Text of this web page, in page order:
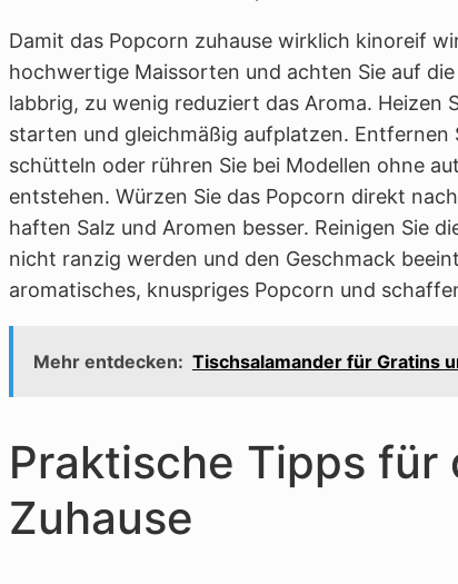
Damit das Popcorn zuhause wirklich kinoreif
hochwertige Maissorten und achten Sie auf
labbrig, zu wenig reduziert das Aroma. Heizen
starten und gleichmäßig aufplatzen.
schütteln oder rühren Sie bei Modellen ohne
entstehen. Würzen Sie das Popcorn direkt
haften Salz und Aromen besser. Reinigen Sie
nicht ranzig werden und den Geschmack
aromatisches, knuspriges Popcorn und
Mehr entdecken: Tischsalamander für Gratins
Praktische Tipps
Zuhause